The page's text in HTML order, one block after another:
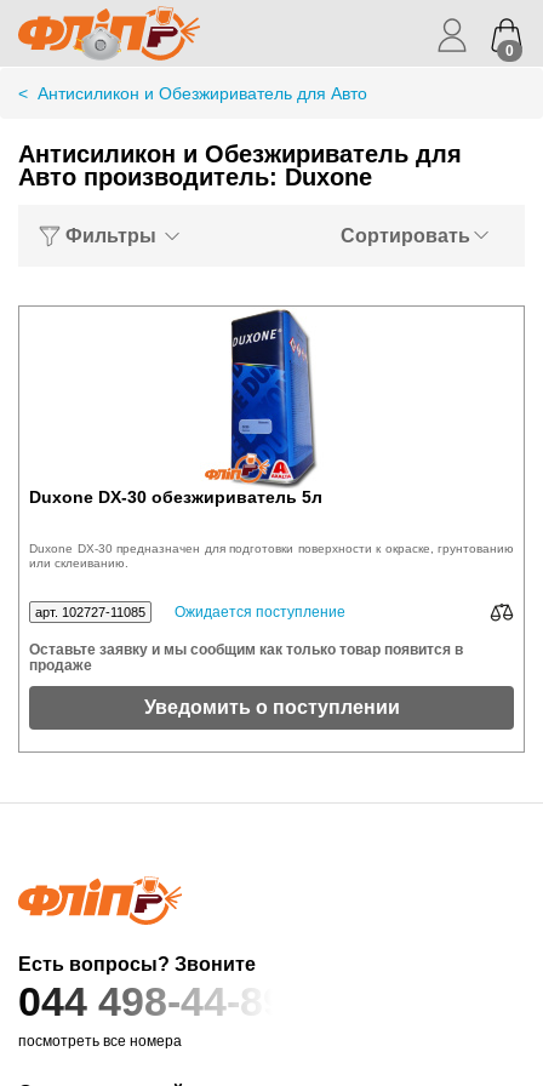
0
< Антисиликон и Обезжириватель для Авто
Антисиликон и Обезжириватель для
Авто производитель: Duxone
Фильтры Сортировать
Duxone DX-30 обезжириватель 5л
Duxone DX-30 предназначен для подготовки поверхности к окраске, грунтованию
или склеиванию.
арт. 102727-11085 Ожидается поступление
Оставьте заявку и мы сообщим как только товар появится в
продаже
Уведомить о поступлении
Есть вопросы? Звоните
044 498-44-89
посмотреть все номера